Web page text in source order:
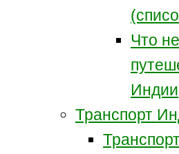
Что
Индии
Транспорт